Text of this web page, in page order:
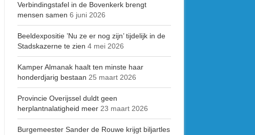
Verbindingstafel in de Bovenkerk brengt
mensen samen 6 juni 2026
Beeldexpositie ’Nu ze er nog zijn’ tijdelijk in de
Stadskazerne te zien 4 mei 2026
Kamper Almanak haalt ten minste haar
honderdjarig bestaan 25 maart 2026
Provincie Overijssel duldt geen
herplantnalatigheid meer 23 maart 2026
Burgemeester Sander de Rouwe krijgt biljartles